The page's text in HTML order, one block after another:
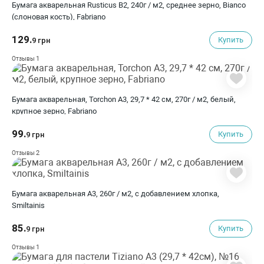
Бумага акварельная Rusticus B2, 240г / м2, среднее зерно, Bianco
(слоновая кость), Fabriano
129.9 грн Купить
Отзывы 1
Бумага акварельная, Torchon A3, 29,7 * 42 см, 270г / м2, белый,
крупное зерно, Fabriano
99.9 грн Купить
Отзывы 2
Бумага акварельная А3, 260г / м2, с добавлением хлопка,
Smiltainis
85.9 грн Купить
Отзывы 1